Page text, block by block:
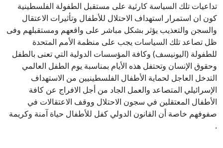
تداعيات تلك السياسة كارثية على مستقبل الطفولة الفلسطينية
كون ان استمرار استهداف الاحتلال للأطفال وتأثيرات الاعتقال
والسجن والتعذيب يؤثر بشكل مباشر على واقعهم ومستقبلهم وفى
ظل تصاعد تلك السياسات يجب على منظمة الأمم المتحدة
للطفولة (اليونيسف) وكافة المؤسسات الدولية التي تعنى بالطفل
وحقوق الإنسان وتحتفل هذه الأيام بمناسبة يوم الطفل العالمي
التدخل العاجل لحماية الأطفال الفلسطينيين من الاستهداف
الإسرائيلي المتصاعد والعمل الجاد من أجل الافراج عن كافة
الأطفال المعتقلين في سجون الاحتلال ووقف الاعتقالات في
صفوفهم خاصة أن القانون الدولي كفل للأطفال حياة آمنة وكريمة
.